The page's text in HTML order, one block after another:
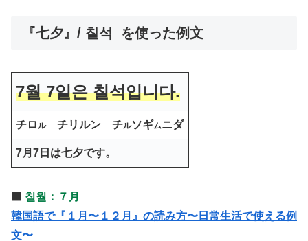
『七夕』/ 칠석 を使った例文
7월 7일은 칠석입니다.
チロルチリルン チルソギムニダ
7月7日は七夕です。
칠월：７月
韓国語で『１月〜１２月』の読み方〜日常生活で使える例
文〜